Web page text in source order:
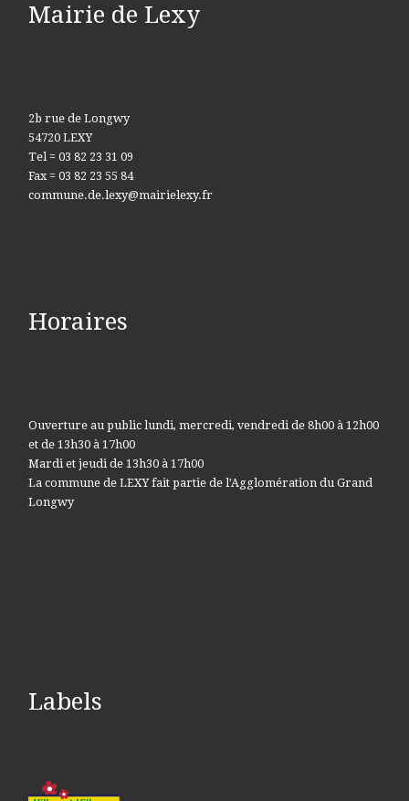
Mairie de Lexy
2b rue de Longwy
54720 LEXY
Tel = 03 82 23 31 09
Fax = 03 82 23 55 84
commune.de.lexy@mairielexy.fr
Horaires
Ouverture au public lundi, mercredi, vendredi de 8h00 à 12h00
et de 13h30 à 17h00
Mardi et jeudi de 13h30 à 17h00
La commune de LEXY fait partie de l'Agglomération du Grand
Longwy
Labels